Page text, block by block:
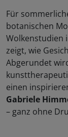
Für
botanischen
Wolkenstudien
zeigt, wie
Abgerundet
einen
Gabriele
– ganz ohne